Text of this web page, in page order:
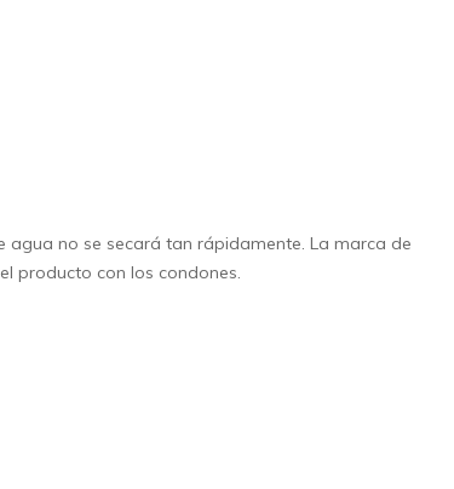
agua no se secará tan rápidamente. La marca de
producto con los condones.